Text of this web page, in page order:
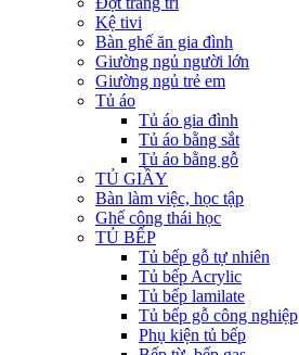
Kệ tivi
Bàn ghế ăn gia đình
Giường ngủ người lớn
Giường ngủ trẻ em
Tủ áo
Tủ áo gia đình
Tủ áo bằng sắt
Tủ áo bằng gỗ
TỦ GIẦY
Bàn làm việc, học tập
Ghế công thái học
TỦ BẾP
Tủ bếp gỗ tự nhiên
Tủ bếp Acrylic
Tủ bếp lamilate
Tủ bếp gỗ công nghiệp
Phụ kiện tủ bếp